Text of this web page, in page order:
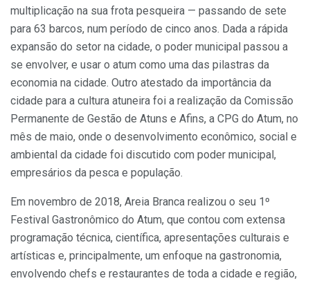
multiplicação na sua frota pesqueira — passando de sete
para 63 barcos, num período de cinco anos. Dada a rápida
expansão do setor na cidade, o poder municipal passou a
se envolver, e usar o atum como uma das pilastras da
economia na cidade. Outro atestado da importância da
cidade para a cultura atuneira foi a realização da Comissão
Permanente de Gestão de Atuns e Afins, a CPG do Atum, no
mês de maio, onde o desenvolvimento econômico, social e
ambiental da cidade foi discutido com poder municipal,
empresários da pesca e população.
Em novembro de 2018, Areia Branca realizou o seu 1º
Festival Gastronômico do Atum, que contou com extensa
programação técnica, científica, apresentações culturais e
artísticas e, principalmente, um enfoque na gastronomia,
envolvendo chefs e restaurantes de toda a cidade e região,